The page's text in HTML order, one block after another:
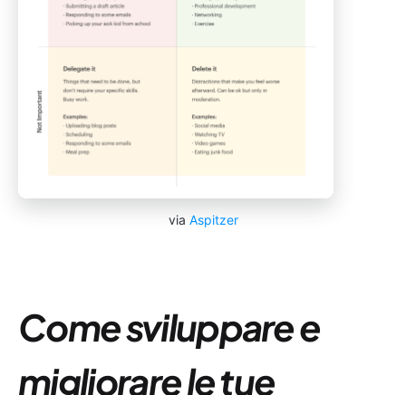
via Aspitzer
Come sviluppare e
migliorare le tue